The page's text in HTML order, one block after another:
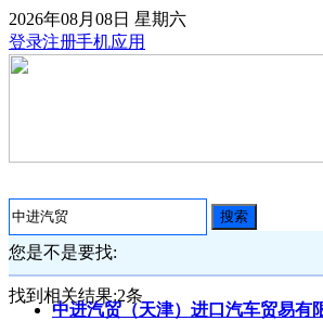
2026年08月08日 星期六
登录注册手机应用
搜索
您是不是要找:
找到相关结果:2条
中进汽贸（天津）进口汽车贸易有